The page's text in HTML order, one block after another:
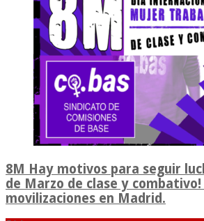
8M Hay motivos para seguir
de Marzo de clase y
movilizaciones en Madrid.